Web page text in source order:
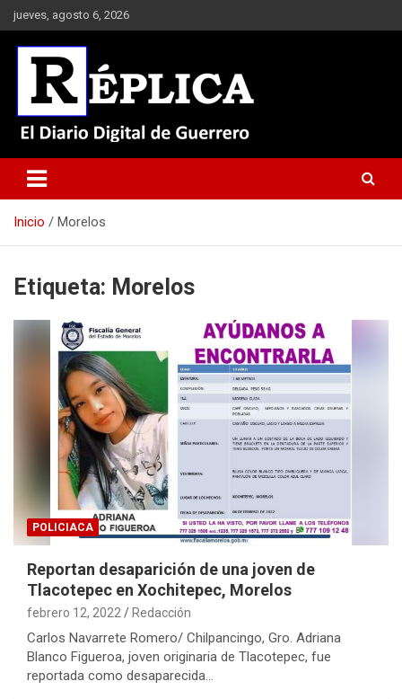
Saltar
al
contenido
jueves, agosto 6, 2026
Réplica
Inicio Morelos
Etiqueta: Morelos
POLICIACA
Reportan desaparición de una joven de
Tlacotepec en Xochitepec, Morelos
febrero 12, 2022 Redacción
Carlos Navarrete Romero/ Chilpancingo, Gro. Adriana
Blanco Figueroa, joven originaria de Tlacotepec, fue
reportada como desaparecida…